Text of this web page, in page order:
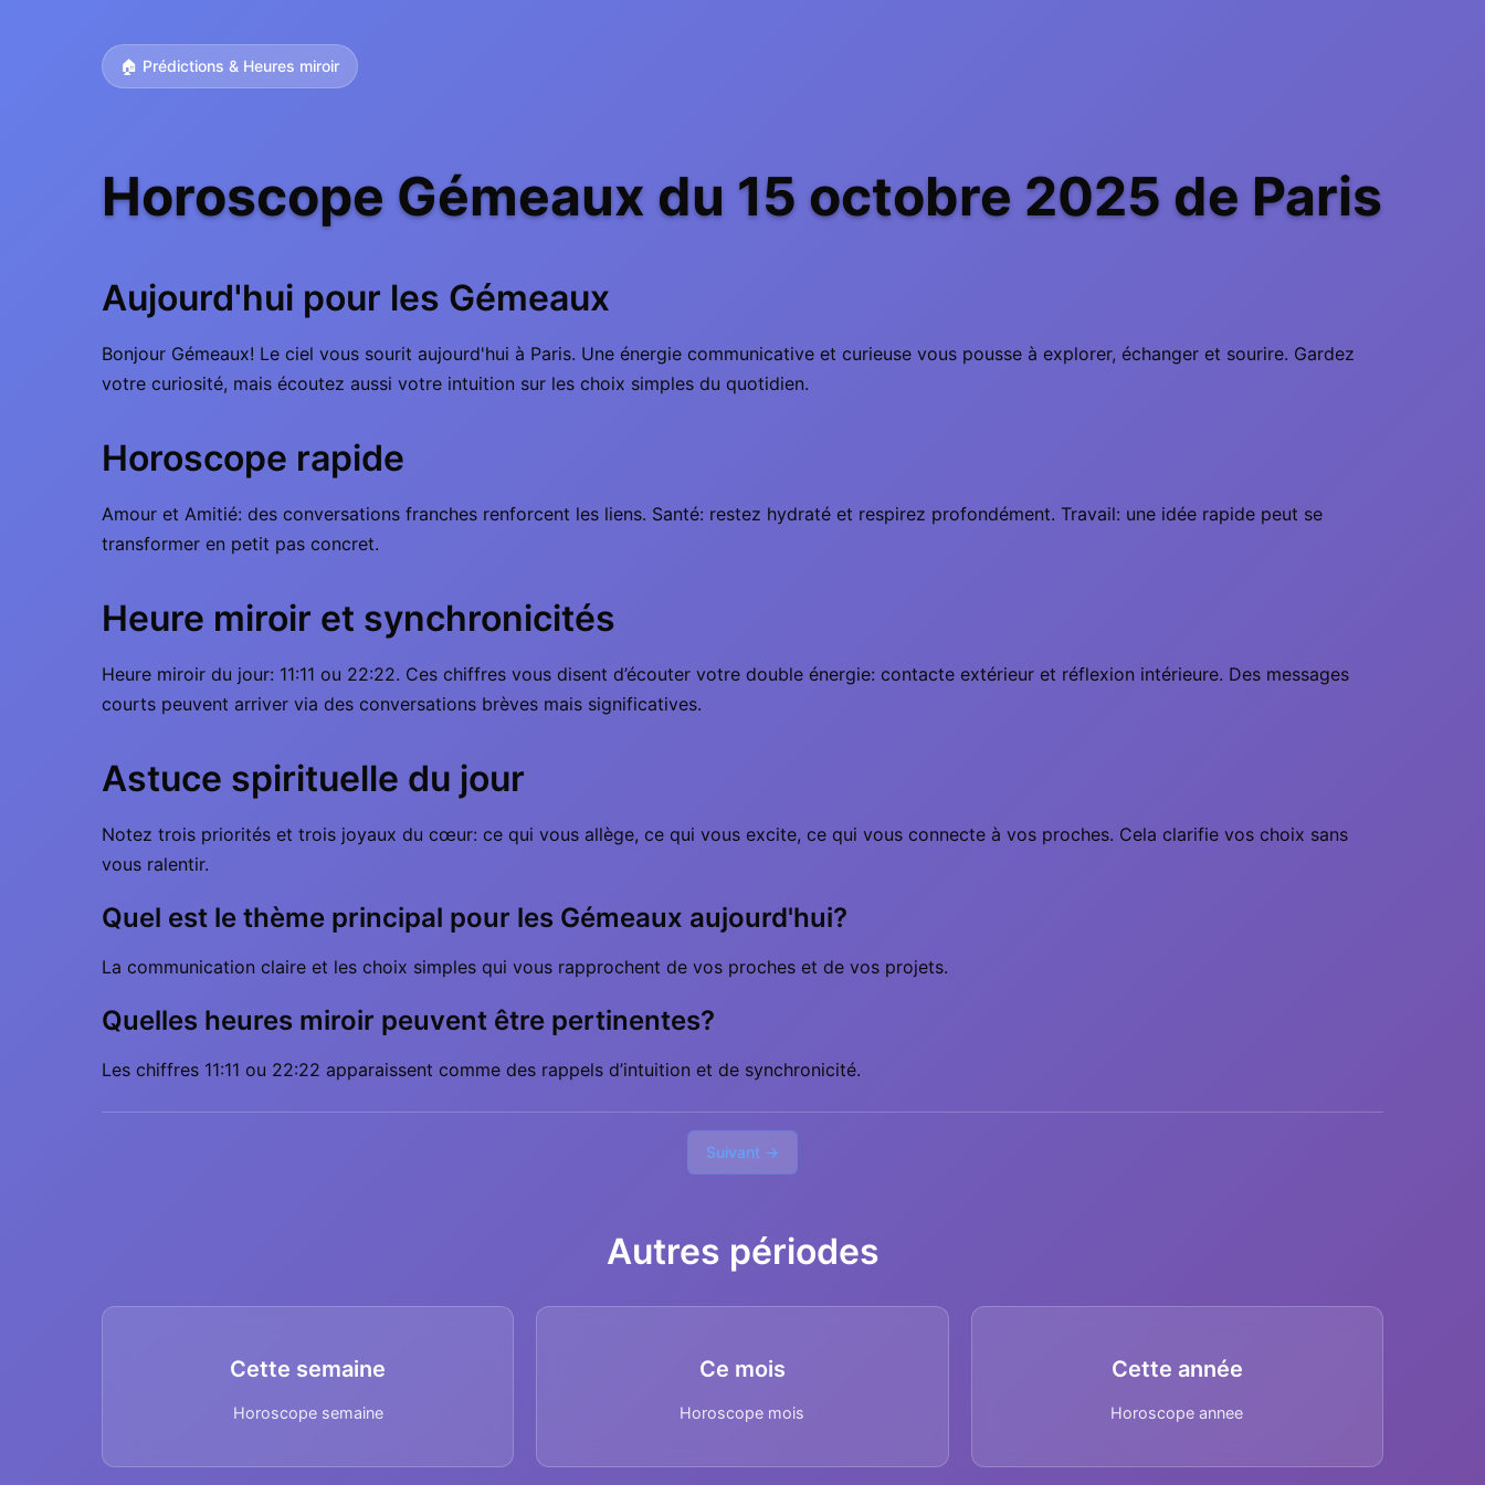
🏠 Prédictions & Heures miroir
Horoscope Gémeaux du 15 octobre 2025 de Paris
Aujourd'hui pour les Gémeaux
Bonjour Gémeaux! Le ciel vous sourit aujourd'hui à Paris. Une énergie communicative et curieuse vous pousse à explorer, échanger et sourire. Gardez
votre curiosité, mais écoutez aussi votre intuition sur les choix simples du quotidien.
Horoscope rapide
Amour et Amitié: des conversations franches renforcent les liens. Santé: restez hydraté et respirez profondément. Travail: une idée rapide peut se
transformer en petit pas concret.
Heure miroir et synchronicités
Heure miroir du jour: 11:11 ou 22:22. Ces chiffres vous disent d’écouter votre double énergie: contacte extérieur et réflexion intérieure. Des messages
courts peuvent arriver via des conversations brèves mais significatives.
Astuce spirituelle du jour
Notez trois priorités et trois joyaux du cœur: ce qui vous allège, ce qui vous excite, ce qui vous connecte à vos proches. Cela clarifie vos choix sans
vous ralentir.
Quel est le thème principal pour les Gémeaux aujourd'hui?
La communication claire et les choix simples qui vous rapprochent de vos proches et de vos projets.
Quelles heures miroir peuvent être pertinentes?
Les chiffres 11:11 ou 22:22 apparaissent comme des rappels d’intuition et de synchronicité.
Suivant →
Autres périodes
Cette semaine
Horoscope semaine
Ce mois
Horoscope mois
Cette année
Horoscope annee